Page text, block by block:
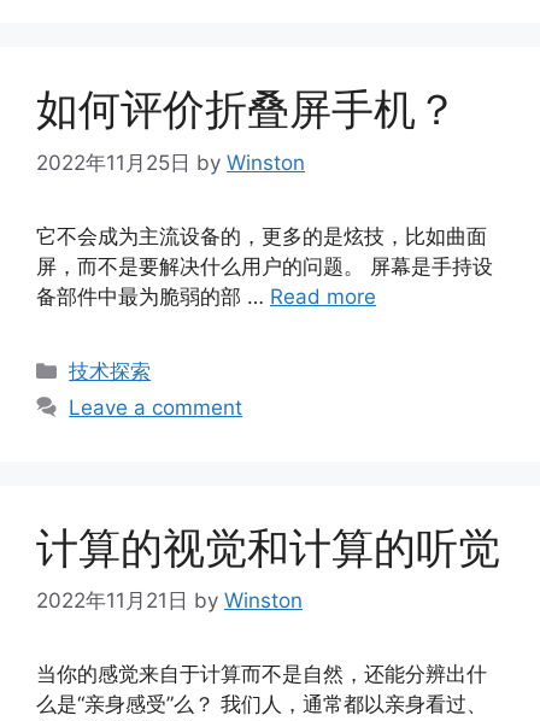
如何评价折叠屏手机？
2022年11月25日 by Winston
它不会成为主流设备的，更多的是炫技，比如曲面
屏，而不是要解决什么用户的问题。 屏幕是手持设
备部件中最为脆弱的部 … Read more
Categories
技术探索
Leave a comment
计算的视觉和计算的听觉
2022年11月21日 by Winston
当你的感觉来自于计算而不是自然，还能分辨出什
么是“亲身感受”么？ 我们人，通常都以亲身看过、